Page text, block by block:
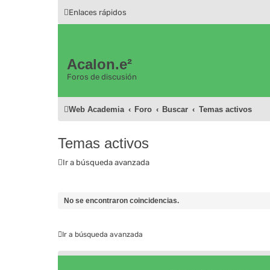
Enlaces rápidos
Acalon.e²
Foros de discusión
Web Academia Foro Buscar Temas activos
Temas activos
Ir a búsqueda avanzada
No se encontraron coincidencias.
Ir a búsqueda avanzada